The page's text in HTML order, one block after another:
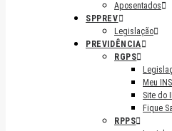
Aposentados
SPPREV
Legislação
PREVIDÊNCIA
RGPS
Meu
Site do
Fique
RPPS